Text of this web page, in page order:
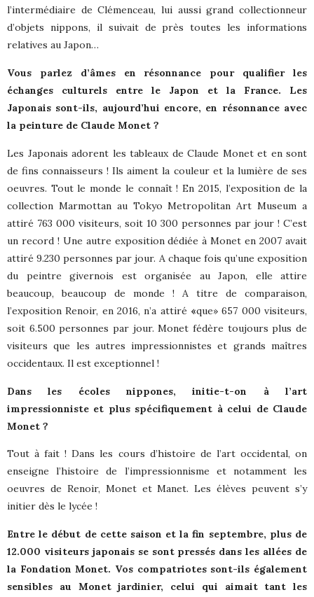
l’intermédiaire de Clémenceau, lui aussi grand collectionneur
d’objets nippons, il suivait de près toutes les informations
relatives au Japon…
Vous parlez d’âmes en résonnance pour qualifier les
échanges culturels entre le Japon et la France. Les
Japonais sont-ils, aujourd’hui encore, en résonnance avec
la peinture de Claude Monet ?
Les Japonais adorent les tableaux de Claude Monet et en sont
de fins connaisseurs ! Ils aiment la couleur et la lumière de ses
oeuvres. Tout le monde le connaît ! En 2015, l’exposition de la
collection Marmottan au Tokyo Metropolitan Art Museum a
attiré 763 000 visiteurs, soit 10 300 personnes par jour ! C’est
un record ! Une autre exposition dédiée à Monet en 2007 avait
attiré 9.230 personnes par jour. A chaque fois qu’une exposition
du peintre givernois est organisée au Japon, elle attire
beaucoup, beaucoup de monde ! A titre de comparaison,
l’exposition Renoir, en 2016, n’a attiré «que» 657 000 visiteurs,
soit 6.500 personnes par jour. Monet fédère toujours plus de
visiteurs que les autres impressionnistes et grands maîtres
occidentaux. Il est exceptionnel !
Dans les écoles nippones, initie-t-on à l’art
impressionniste et plus spécifiquement à celui de Claude
Monet ?
Tout à fait ! Dans les cours d’histoire de l’art occidental, on
enseigne l’histoire de l’impressionnisme et notamment les
oeuvres de Renoir, Monet et Manet. Les élèves peuvent s’y
initier dès le lycée !
Entre le début de cette saison et la fin septembre, plus de
12.000 visiteurs japonais se sont pressés dans les allées de
la Fondation Monet. Vos compatriotes sont-ils également
sensibles au Monet jardinier, celui qui aimait tant les